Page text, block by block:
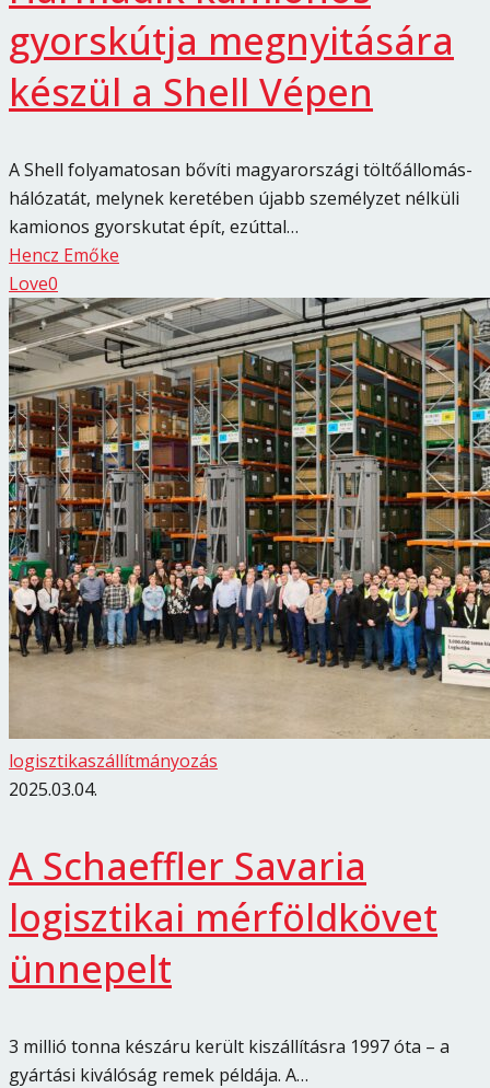
gyorskútja megnyitására
készül a Shell Vépen
A Shell folyamatosan bővíti magyarországi töltőállomás-
hálózatát, melynek keretében újabb személyzet nélküli
kamionos gyorskutat épít, ezúttal…
Hencz Emőke
Love0
logisztikaszállítmányozás
2025.03.04.
A Schaeffler Savaria
logisztikai mérföldkövet
ünnepelt
3 millió tonna készáru került kiszállításra 1997 óta – a
gyártási kiválóság remek példája. A…